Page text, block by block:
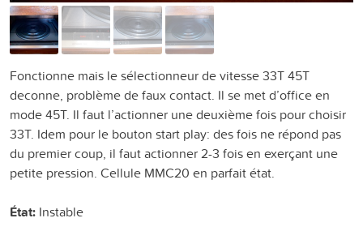
Fonctionne mais le sélectionneur de vitesse 33T 45T
deconne, problème de faux contact. Il se met d’office en
mode 45T. Il faut l’actionner une deuxième fois pour choisir
33T. Idem pour le bouton start play: des fois ne répond pas
du premier coup, il faut actionner 2-3 fois en exerçant une
petite pression. Cellule MMC20 en parfait état.
État: Instable